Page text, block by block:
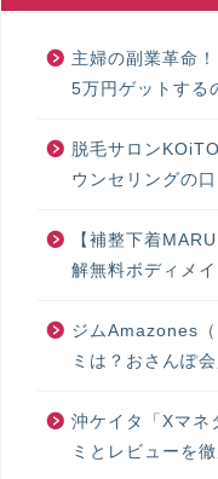
主婦の副業革命
5万円ゲットする
脱毛サロン
ウンセリングの
【補整下着
解無料ボディメ
ジムAmazones
ミは？おさんぽ
沖ケイタ「Xマネ
ミとレビューを徹